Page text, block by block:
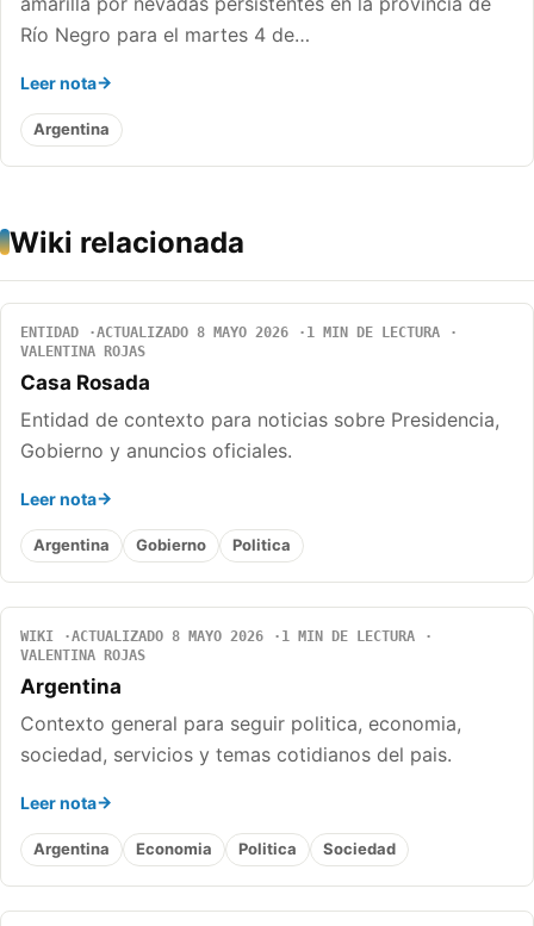
Río Negro para el martes 4 de…
Leer nota
Argentina
Wiki relacionada
ENTIDAD ACTUALIZADO 8 MAYO 2026
1 MIN DE LECTURA
VALENTINA ROJAS
Casa Rosada
Entidad de contexto para noticias sobre Presidencia,
Gobierno y anuncios oficiales.
Leer nota
Argentina Gobierno Politica
WIKI ACTUALIZADO 8 MAYO 2026
1 MIN DE LECTURA
VALENTINA ROJAS
Argentina
Contexto general para seguir politica, economia,
sociedad, servicios y temas cotidianos del pais.
Leer nota
Argentina Economia Politica Sociedad